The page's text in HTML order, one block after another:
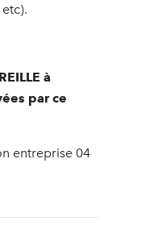
à
par ce
entreprise 04